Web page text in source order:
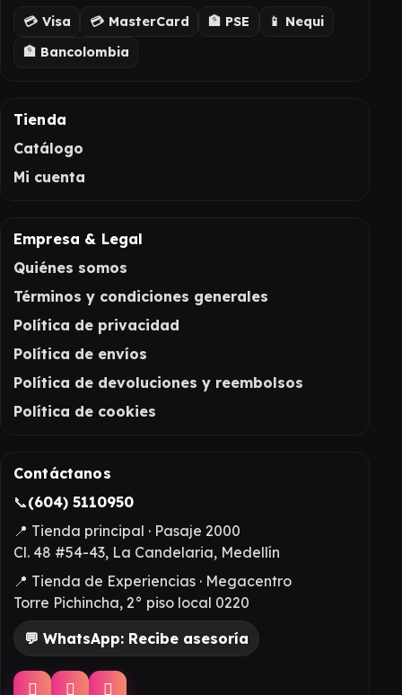
💳 Visa 💳 MasterCard 🏦 PSE
📱 Nequi
🏦 Bancolombia
Tienda
Catálogo
Mi cuenta
Empresa & Legal
Quiénes somos
Términos y condiciones generales
Política de privacidad
Política de envíos
Política de devoluciones y reembolsos
Política de cookies
Contáctanos
📞(604) 5110950
📍 Tienda principal · Pasaje 2000
Cl. 48 #54-43, La Candelaria, Medellín
📍 Tienda de Experiencias · Megacentro
Torre Pichincha, 2° piso local 0220
💬 WhatsApp: Recibe asesoría